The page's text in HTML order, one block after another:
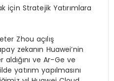
için Stratejik Yatırımlara
Zhou açılış
zekanın Huawei’nin
ve Ar-Ge ve
yatırım yapılmasını